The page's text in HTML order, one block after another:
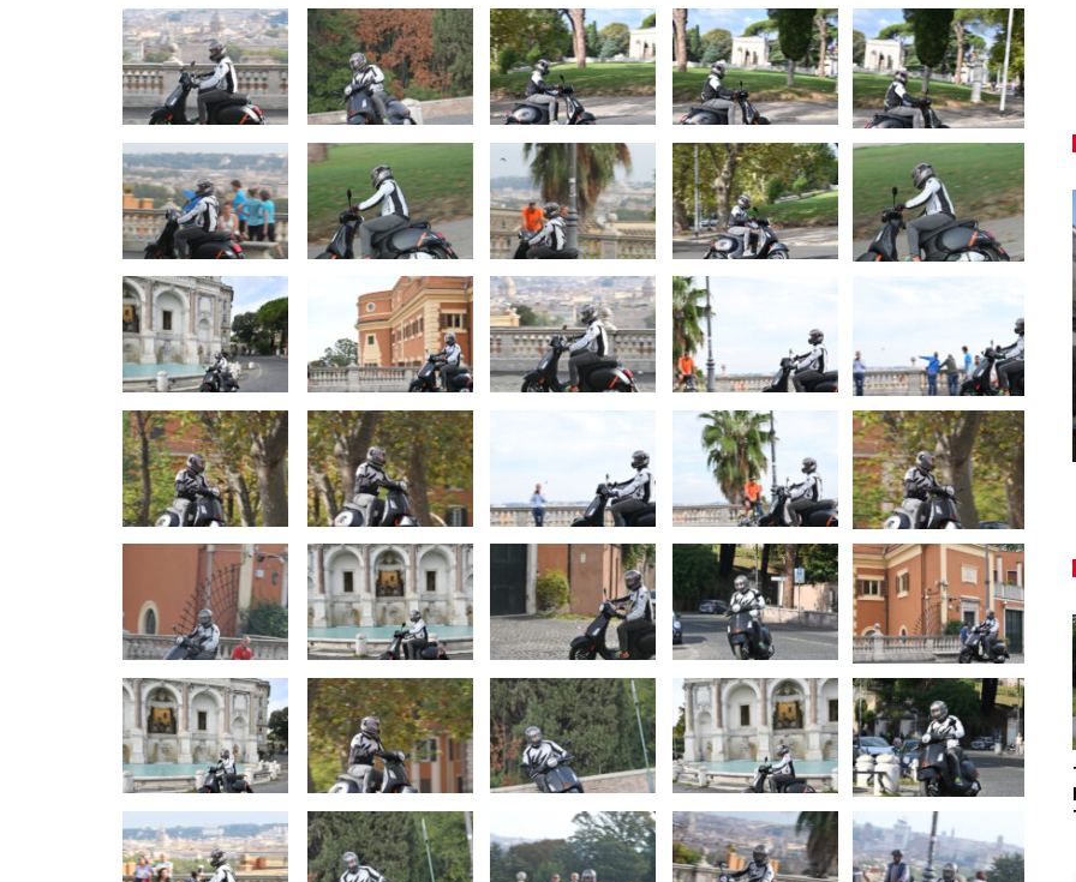
AUTO TESTY
TEST: Ford Kuga Hybrid má veľký
2,5-litrový motor. Pôjde to…
Peter varga júl 31, 2026 0
AUTO TESTY
TEST: Dacia Duster hybrid-G 150
4×4 – Trojitý útok
aug 6, 2026
z
Peter